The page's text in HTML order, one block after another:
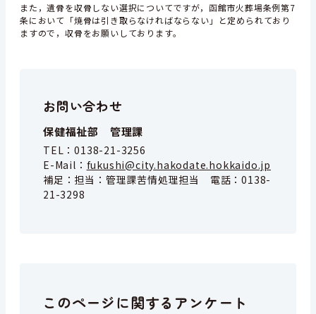
また，遺骨を収骨しない選択についてですが，函館市火葬場条例第7
条において「焼骨は引き取らなければならない」と定められており
ますので，収骨をお願いしております。
お問い合わせ
保健福祉部 管理課
TEL：0138-21-3256
E-Mail： fukushi@city.hakodate.hokkaido.jp
補足： 担当：管理課苦情処理担当 電話：0138-
21-3298
このページに関するアンケート